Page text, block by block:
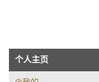
个人主页